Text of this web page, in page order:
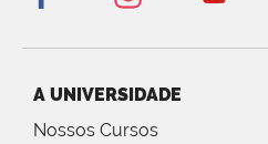
A UNIVERSIDADE
Nossos Cursos